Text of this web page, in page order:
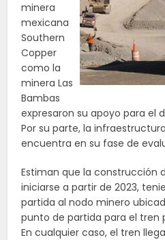
minera
mexicana
Southern
Copper
como la
minera Las
Bambas
expresaron su apoyo para el
Por su parte, la
encuentra en su fase de
Estiman que la construcción
iniciarse a partir de 2023,
partida al nodo minero
punto de partida para el tren
En cualquier caso, el tren